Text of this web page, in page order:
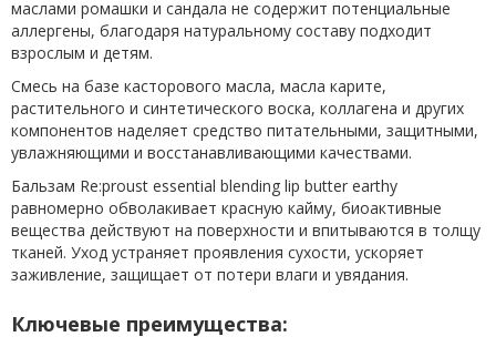
маслами ромашки и сандала не содержит потенциальные
аллергены, благодаря натуральному составу подходит
взрослым и детям.
Смесь на базе касторового масла, масла карите,
растительного и синтетического воска, коллагена и других
компонентов наделяет средство питательными, защитными,
увлажняющими и восстанавливающими качествами.
Бальзам Re:proust essential blending lip butter earthy
равномерно обволакивает красную кайму, биоактивные
вещества действуют на поверхности и впитываются в толщу
тканей. Уход устраняет проявления сухости, ускоряет
заживление, защищает от потери влаги и увядания.
Ключевые преимущества: